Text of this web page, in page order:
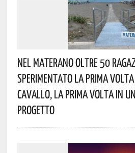
Nel Materano Oltre 50
Sperimentato La Prima
Cavallo, La Prima Volta In
Progetto